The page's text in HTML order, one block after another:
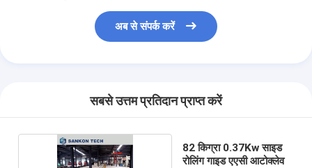
अब से संपर्क करें
सबसे उत्तम प्रतिदान प्राप्त करें
82 किग्रा 0.37Kw साइड
रोलिंग गाइड एएसी आटोक्लेव